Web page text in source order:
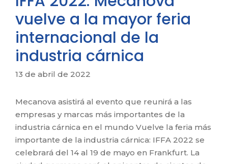
vuelve a la mayor feria
internacional de la
industria cárnica
13 de abril de 2022
Mecanova asistirá al evento que reunirá a las
empresas y marcas más importantes de la
industria cárnica en el mundo Vuelve la feria más
importante de la industria cárnica: IFFA 2022 se
celebrará del 14 al 19 de mayo en Frankfurt. La